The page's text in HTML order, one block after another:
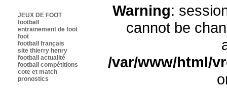
JEUX DE FOOT
football
entrainement de foot
foot
football français
site thierry henry
football actualité
football compétitions
cote et match
pronostics
Warning:
cannot be
/var/www/html/